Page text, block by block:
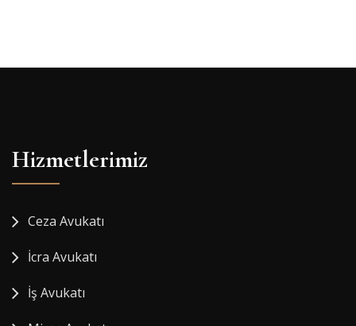
Hizmetlerimiz
Ceza Avukatı
İcra Avukatı
İş Avukatı